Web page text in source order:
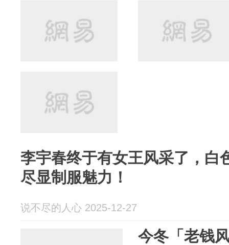
李宇春终于有女王风采了，白
尽显制服魅力！
说不尽的人心 2025-12-27
今冬「老钱